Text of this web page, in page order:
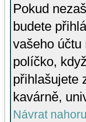
Pokud
budete
vašeho účtu
políčko,
přihlašujete
kavárně,
Návrat nahoru